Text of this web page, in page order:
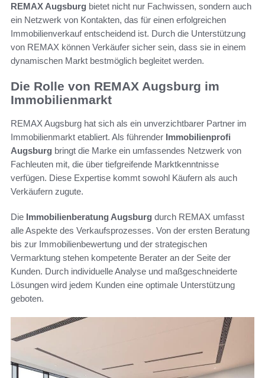
REMAX Augsburg bietet nicht nur Fachwissen, sondern auch
ein Netzwerk von Kontakten, das für einen erfolgreichen
Immobilienverkauf entscheidend ist. Durch die Unterstützung
von REMAX können Verkäufer sicher sein, dass sie in einem
dynamischen Markt bestmöglich begleitet werden.
Die Rolle von REMAX Augsburg im
Immobilienmarkt
REMAX Augsburg hat sich als ein unverzichtbarer Partner im
Immobilienmarkt etabliert. Als führender Immobilienprofi
Augsburg bringt die Marke ein umfassendes Netzwerk von
Fachleuten mit, die über tiefgreifende Marktkenntnisse
verfügen. Diese Expertise kommt sowohl Käufern als auch
Verkäufern zugute.
Die Immobilienberatung Augsburg durch REMAX umfasst
alle Aspekte des Verkaufsprozesses. Von der ersten Beratung
bis zur Immobilienbewertung und der strategischen
Vermarktung stehen kompetente Berater an der Seite der
Kunden. Durch individuelle Analyse und maßgeschneiderte
Lösungen wird jedem Kunden eine optimale Unterstützung
geboten.